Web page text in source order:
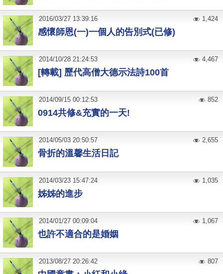
感懷師恩(一)一個人的告別式(已修)
2016/03/27 13:39:16 1,424
[轉載] 歷代高僧大德示法詩100首
2014/10/28 21:24:53 4,467
0914共修&充實的一天!
2014/09/15 00:12:53 852
骨折的溫馨生活日記
2014/05/03 20:50:57 2,655
姊姊的進步
2014/03/23 15:47:24 1,035
也許不適合的是婚姻
2014/01/27 00:09:04 1,067
2013/08/27 20:26:42 807